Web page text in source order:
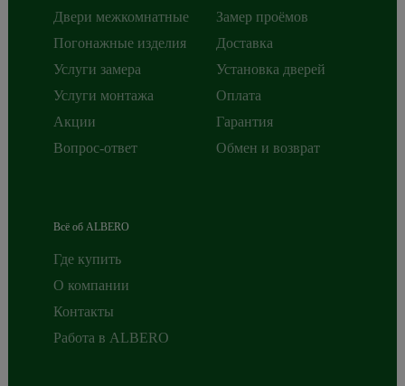
Двери межкомнатные
Погонажные изделия
Услуги замера
Услуги монтажа
Акции
Вопрос-ответ
Замер проёмов
Доставка
Установка дверей
Оплата
Гарантия
Обмен и возврат
Всё об ALBERO
Где купить
О компании
Контакты
Работа в ALBERO